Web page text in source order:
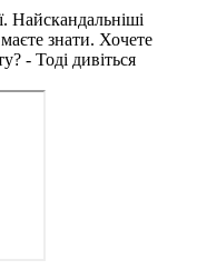
Найскандальніші
знати. Хочете
- Тоді дивіться